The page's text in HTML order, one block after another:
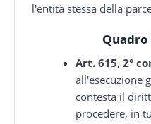
l'entità stessa della
Art. 615, 2°
all'esecuzione
contesta il
procedere, in